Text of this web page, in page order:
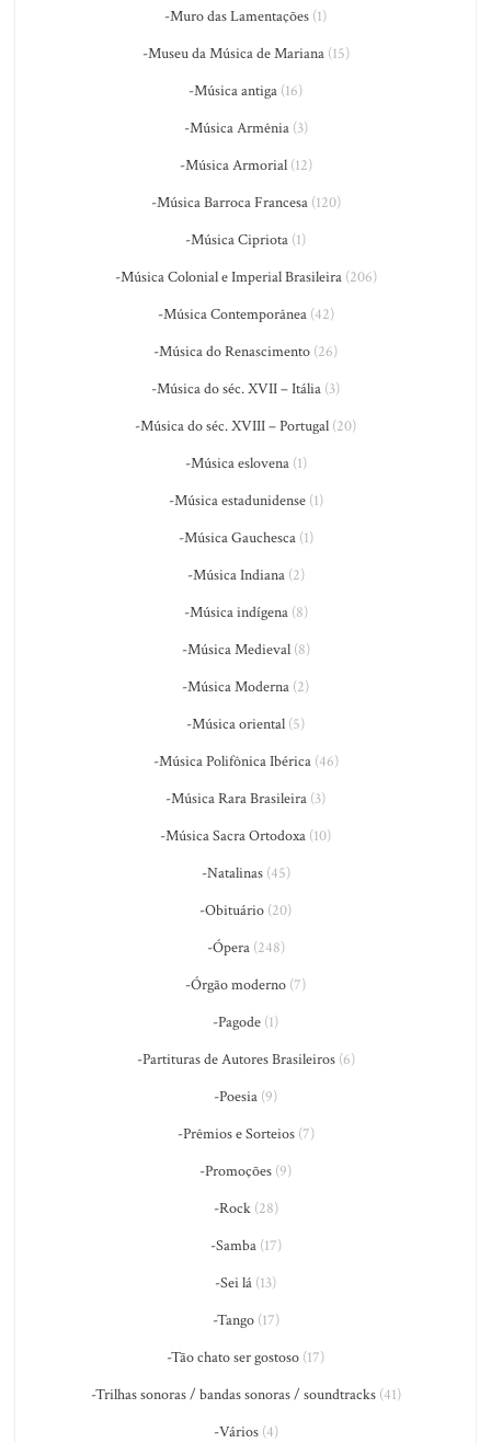
-Muro das Lamentações (1)
-Museu da Música de Mariana(15)
-Música antiga (16)
-Música Armênia(3)
-Música Armorial(12)
-Música Barroca Francesa(120)
-Música Cipriota (1)
-Música Colonial e Imperial Brasileira(206)
-Música Contemporânea(42)
-Música do Renascimento (26)
-Música do séc. XVII – Itália (3)
-Música do séc. XVIII – Portugal (20)
-Música eslovena(1)
-Música estadunidense(1)
-Música Gauchesca(1)
-Música Indiana(2)
-Música indígena(8)
-Música Medieval(8)
-Música Moderna (2)
-Música oriental (5)
-Música Polifônica Ibérica(46)
-Música Rara Brasileira (3)
-Música Sacra Ortodoxa (10)
-Natalinas(45)
-Obituário (20)
-Ópera(248)
-Órgão moderno (7)
-Pagode (1)
-Partituras de Autores Brasileiros(6)
-Poesia (9)
-Prêmios e Sorteios(7)
-Promoções (9)
-Rock(28)
-Samba(17)
-Sei lá (13)
-Tango(17)
-Tão chato ser gostoso (17)
-Trilhas sonoras / bandas sonoras / soundtracks(41)
-Vários(4)